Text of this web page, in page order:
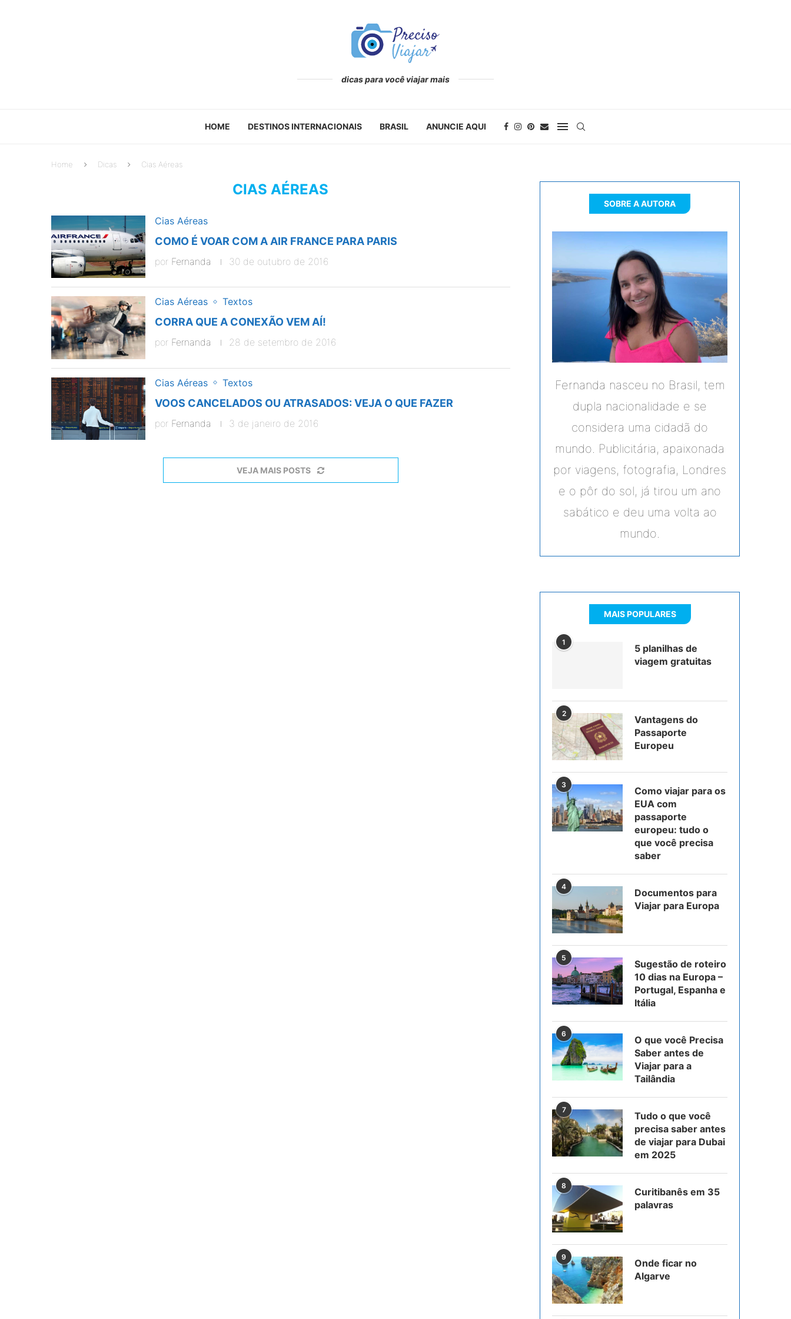
dicas para você viajar mais
HOME DESTINOS INTERNACIONAIS BRASIL ANUNCIE AQUI
Home Dicas Cias Aéreas
CIAS AÉREAS
Cias Aéreas
COMO É VOAR COM A AIR FRANCE PARA PARIS
por Fernanda 30 de outubro de 2016
Cias Aéreas Textos
CORRA QUE A CONEXÃO VEM AÍ!
por Fernanda 28 de setembro de 2016
Cias Aéreas Textos
VOOS CANCELADOS OU ATRASADOS: VEJA O QUE FAZER
por Fernanda 3 de janeiro de 2016
VEJA MAIS POSTS
SOBRE A AUTORA
Fernanda nasceu no Brasil, tem
dupla nacionalidade e se
considera uma cidadã do
mundo. Publicitária, apaixonada
por viagens, fotografia, Londres
e o pôr do sol, já tirou um ano
sabático e deu uma volta ao
mundo.
MAIS POPULARES
1
5 planilhas de
viagem gratuitas
2
Vantagens do
Passaporte
Europeu
3
Como viajar para os
EUA com
passaporte
europeu: tudo o
que você precisa
saber
4
Documentos para
Viajar para Europa
5
Sugestão de roteiro
10 dias na Europa –
Portugal, Espanha e
Itália
6
O que você Precisa
Saber antes de
Viajar para a
Tailândia
7
Tudo o que você
precisa saber antes
de viajar para Dubai
em 2025
8
Curitibanês em 35
palavras
9
Onde ficar no
Algarve